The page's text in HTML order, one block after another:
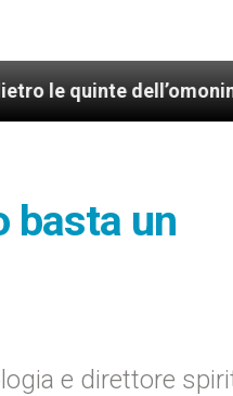
dell’omonimo film di
basta un
e direttore